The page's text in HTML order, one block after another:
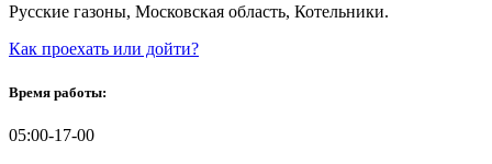
Русские газоны, Московская область, Котельники.
Как проехать или дойти?
Время работы:
05:00-17-00